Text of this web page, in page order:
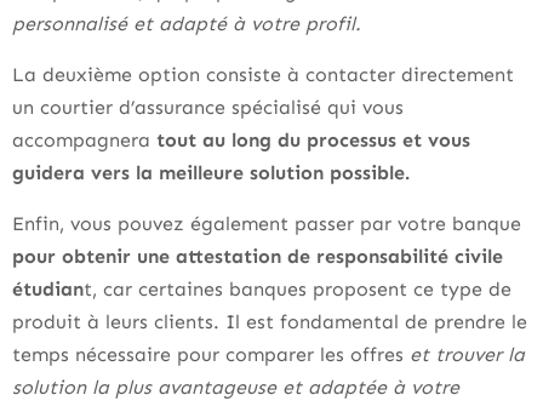
personnalisé et adapté à votre profil.
La deuxième option consiste à contacter directement
un courtier d’assurance spécialisé qui vous
accompagnera tout au long du processus et vous
guidera vers la meilleure solution possible.
Enfin, vous pouvez également passer par votre banque
pour obtenir une attestation de responsabilité civile
étudiant, car certaines banques proposent ce type de
produit à leurs clients. Il est fondamental de prendre le
temps nécessaire pour comparer les offres et trouver la
solution la plus avantageuse et adaptée à votre